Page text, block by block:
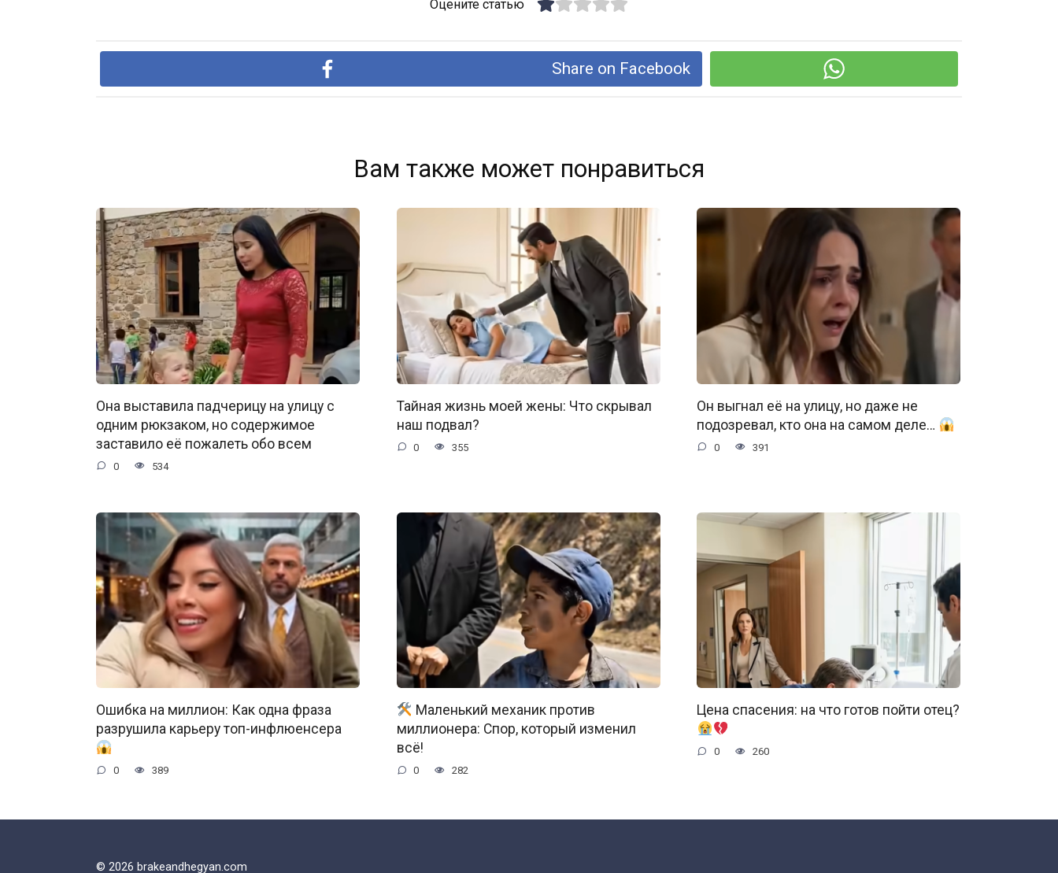
Оцените статью
Share on Facebook
Вам также может понравиться
Она выставила падчерицу на улицу с
одним рюкзаком, но содержимое
заставило её пожалеть обо всем
0 534
Тайная жизнь моей жены: Что скрывал
наш подвал?
0 355
Он выгнал её на улицу, но даже не
подозревал, кто она на самом деле…
0 391
Ошибка на миллион: Как одна фраза
разрушила карьеру топ-инфлюенсера
0 389
Маленький механик против
миллионера: Спор, который изменил
всё!
0 282
Цена спасения: на что готов пойти отец?
0 260
© 2026 brakeandhegyan.com